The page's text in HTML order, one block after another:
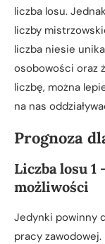
liczba losu.
liczby
liczba niesie
osobowości oraz
liczbę, można
na nas
Prognoza
Liczba losu
możliwości
Jedynki powinny
pracy